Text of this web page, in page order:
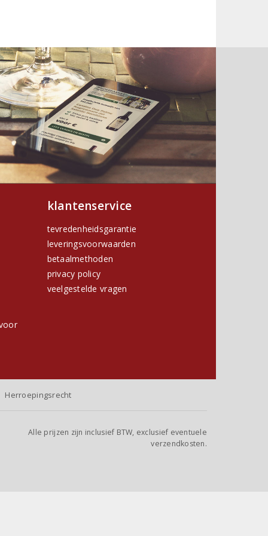
klantenservice
tevredenheidsgarantie
leveringsvoorwaarden
betaalmethoden
privacy policy
veelgestelde vragen
Herroepingsrecht
Alle prijzen zijn inclusief BTW, exclusief eventuele
verzendkosten.